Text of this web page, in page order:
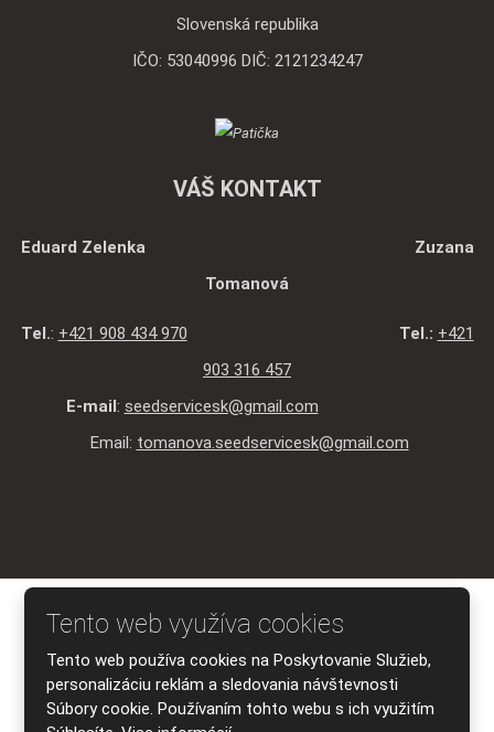
Slovenská republika
IČO: 53040996 DIČ: 2121234247
VÁŠ KONTAKT
Eduard Zelenka Zuzana
Tomanová
Tel.: +421 908 434 970 Tel.: +421
903 316 457
E-mail: seedservicesk@gmail.com
Email: tomanova.seedservicesk@gmail.com
© 2026 SEED SERVICE s.r.o., vytvorila eBRÁNA s.r.o.
Podmienky použitia
VYTVORILA
Tento web využíva cookies
Tento web používa cookies na Poskytovanie Služieb,
personalizáciu reklám a sledovania návštevnosti
Súbory cookie. Používaním tohto webu s ich využitím